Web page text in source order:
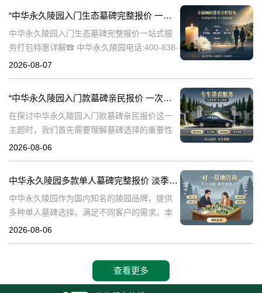
“中华永久陵园入门生态墓碑完整报价 一站式服务打包特惠详解”
中华永久陵园入门生态墓碑完整报价一站式服
务打包特惠详解☎ 中华永久陵园电话:400-838-
5063中华永久陵园作为国内知名的陵园之一，
2026-08-07
“中华永久陵园入门款墓碑亲民报价 一次性付清享折上折：超值优惠与便捷选择的完美结合”
在探讨中华永久陵园入门款墓碑亲民报价这一
主题时，我们首先需要理解墓碑选择的重要性
及其对逝者与生者的影响。墓碑不仅是对逝者
2026-08-06
中华永久陵园多款单人墓碑完整报价 淡季下单直降数千元详解
中华永久陵园作为国内知名的陵园品牌，提供
多种单人墓碑选择，满足不同客户的需求。本
文将详细介绍中华永久陵园多款单人墓碑的完
2026-08-06
查看更多